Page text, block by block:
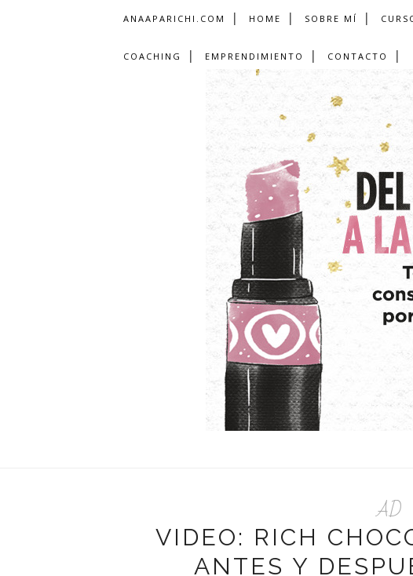
ANAAPARICHI.COM HOME SOBRE MÍ
COACHING EMPRENDIMIENTO CONTACTO
AD
VIDEO: RICH
ANTES Y